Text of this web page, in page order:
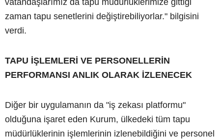
zaman tapu senetlerini değiştirebiliyorlar." bilgisini
verdi.
TAPU İŞLEMLERİ VE PERSONELLERİN
PERFORMANSI ANLIK OLARAK İZLENECEK
Diğer bir uygulamanın da "iş zekası platformu"
olduğuna işaret eden Kurum, ülkedeki tüm tapu
müdürlüklerinin işlemlerinin izlenebildiğini ve personel